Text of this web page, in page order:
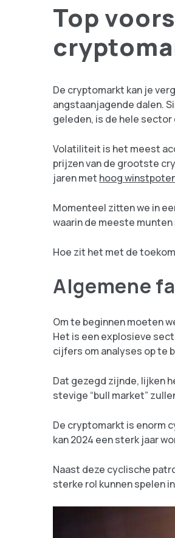
Top
De cryptomarkt kan je
angstaanjagende dalen.
geleden, is de hele sector
Volatiliteit is het meest
prijzen van de grootste
jaren met hoog
Momenteel zitten we in
waarin de meeste munten
Hoe zit het met de
Algemene
Om te beginnen moeten
Het is een explosieve
cijfers om analyses op te
Dat gezegd zijnde, lijken
stevige “bull market”
De cryptomarkt is enorm
kan 2024 een sterk jaar
Naast deze cyclische
sterke rol kunnen spelen